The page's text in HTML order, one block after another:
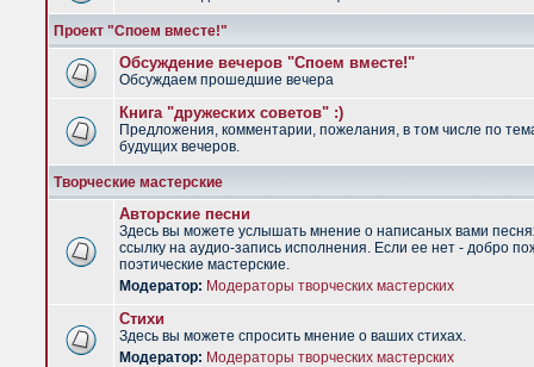
Проект "Споем вместе!"
Обсуждение вечеров "Споем вместе!"
Обсуждаем прошедшие вечера
Книга "дружеских советов" :)
Предложения, комментарии, пожелания, в том числе по
будущих вечеров.
Творческие мастерские
Авторские песни
Здесь вы можете услышать мнение о написаных вами
ссылку на аудио-запись исполнения. Если ее нет - добро
поэтические мастерские.
Модератор: Модераторы творческих мастерских
Стихи
Здесь вы можете спросить мнение о ваших стихах.
Модератор: Модераторы творческих мастерских